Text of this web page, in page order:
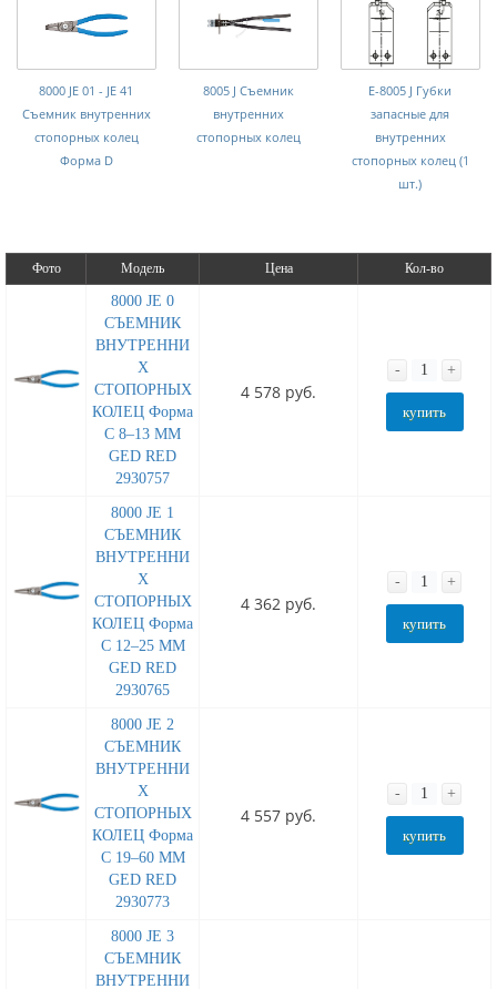
8000 JE 01 - JE 41
Съемник внутренних
стопорных колец
Форма D
8005 J Съемник
внутренних
стопорных колец
E-8005 J Губки
запасные для
внутренних
стопорных колец (1
шт.)
Фото Модель Цена Кол-во
8000 JE 0
СЪЕМНИК
ВНУТРЕННИ
Х
СТОПОРНЫХ
КОЛЕЦ Форма
C 8–13 MM
GED RED
2930757
4 578 руб.
- +
купить
8000 JE 1
СЪЕМНИК
ВНУТРЕННИ
Х
СТОПОРНЫХ
КОЛЕЦ Форма
C 12–25 MM
GED RED
2930765
4 362 руб.
- +
купить
8000 JE 2
СЪЕМНИК
ВНУТРЕННИ
Х
СТОПОРНЫХ
КОЛЕЦ Форма
C 19–60 MM
GED RED
2930773
4 557 руб.
- +
купить
8000 JE 3
СЪЕМНИК
ВНУТРЕННИ